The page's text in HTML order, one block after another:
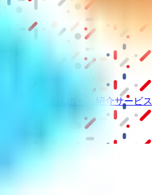
老人ホーム紹介サービス